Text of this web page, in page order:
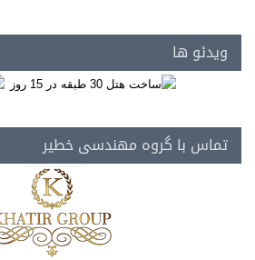
ویدئو ها
تماس با گروه مهندسی خطیر